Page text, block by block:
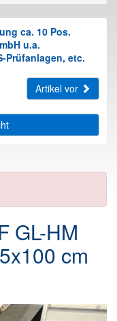
ca. 10 Pos.
u.a.
Prüfanlagen, etc.
Artikel vor
GL-HM
cm